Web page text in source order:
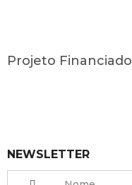
Projeto Financiado
NEWSLETTER